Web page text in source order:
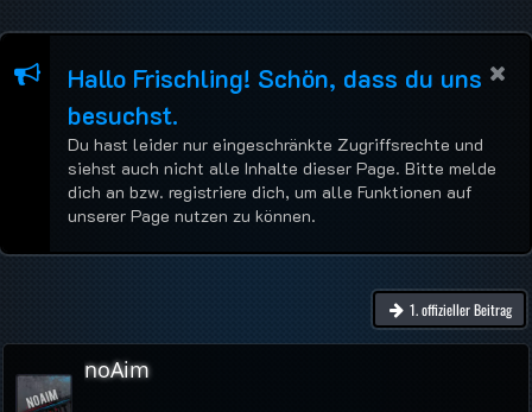
Hallo Frischling! Schön, dass du uns
besuchst.
Du hast leider nur eingeschränkte Zugriffsrechte und
siehst auch nicht alle Inhalte dieser Page. Bitte melde
dich an bzw. registriere dich, um alle Funktionen auf
unserer Page nutzen zu können.
1. offizieller Beitrag
noAim